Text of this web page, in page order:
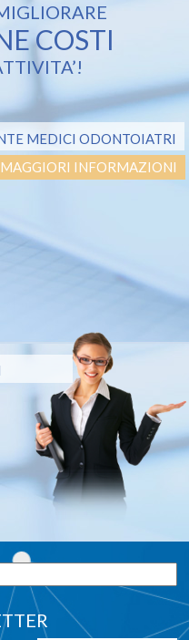
COSTI
MEDICI ODONTOIATRI
MAGGIORI INFORMAZIONI